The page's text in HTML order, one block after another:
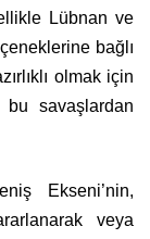
Lübnan ve
bağlı
olmak için
bu savaşlardan
Ekseni’nin,
veya